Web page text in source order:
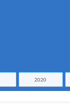
2020